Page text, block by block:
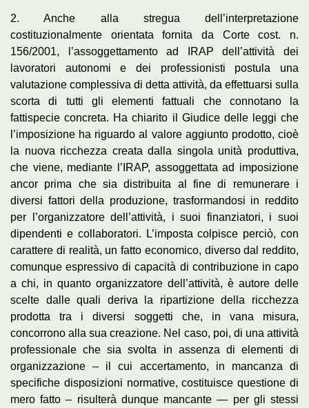
2. Anche alla stregua dell’interpretazione
costituzionalmente orientata fornita da Corte cost. n.
156/2001, l’assoggettamento ad IRAP dell’attività dei
lavoratori autonomi e dei professionisti postula una
valutazione complessiva di detta attività, da effettuarsi sulla
scorta di tutti gli elementi fattuali che connotano la
fattispecie concreta. Ha chiarito il Giudice delle leggi che
l’imposizione ha riguardo al valore aggiunto prodotto, cioè
la nuova ricchezza creata dalla singola unità produttiva,
che viene, mediante l’IRAP, assoggettata ad imposizione
ancor prima che sia distribuita al fine di remunerare i
diversi fattori della produzione, trasformandosi in reddito
per l’organizzatore dell’attività, i suoi finanziatori, i suoi
dipendenti e collaboratori. L’imposta colpisce perciò, con
carattere di realità, un fatto economico, diverso dal reddito,
comunque espressivo di capacità di contribuzione in capo
a chi, in quanto organizzatore dell’attività, è autore delle
scelte dalle quali deriva la ripartizione della ricchezza
prodotta tra i diversi soggetti che, in vana misura,
concorrono alla sua creazione. Nel caso, poi, di una attività
professionale che sia svolta in assenza di elementi di
organizzazione – il cui accertamento, in mancanza di
specifiche disposizioni normative, costituisce questione di
mero fatto – risulterà dunque mancante — per gli stessi